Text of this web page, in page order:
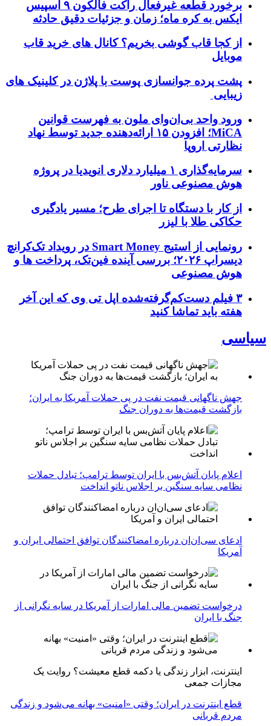
برخورد قطعه غیرفعال راکت فالکون ۹ اسپیس
ایکس به کره ماه؛ زمان و جزئیات دقیق حادثه
از کجا قاب گوشی بخریم؟ کانال های خرید قاب
موبایل
پشت پرده جوانسازی پوست با پلاژن در کلینیک های
زیبایی
ورود واحد بی‌ان‌وای ملون به فهرست قوانین
MiCA؛ افزودن ۱۵ ارائه‌دهنده جدید توسط نهاد
نظارتی اروپا
سرمایه‌گذاری ۱ میلیارد دلاری انویدیا در پروژه
هوش مصنوعی ناور
از کار با دستگاه تا اجرای طرح؛ مسیر یادگیری
حکاکی طلا با لیزر
رونمایی از استیج Smart Money در رویداد تک‌کرانچ
دیسراپ ۲۰۲۶؛ بررسی آینده فین‌تک، پرداخت‌ ها و
هوش مصنوعی
۳ فیلم دست‌کم‌گرفته‌شده اپل تی وی که این آخر
هفته باید تماشا کنید
سیاسی
جهش ناگهانی قیمت نفت در پی حملات آمریکا به ایران؛
بازگشت قیمت‌ها به دوران جنگ
اعلام پایان آتش‌بس با ایران توسط ترامپ؛ تبادل حملات
نظامی سایه سنگین بر اجلاس ناتو انداخت
ادعای سی‌ان‌ان درباره امضاکنندگان توافق احتمالی ایران و
آمریکا
درخواست تضمین مالی امارات از آمریکا در سایه نگرانی از
جنگ با ایران
اینترنت، ابزار زندگی یا دکمه قطع معیشت؟ روایت یک
مجازات جمعی
قطع اینترنت در ایران؛ وقتی «امنیت» بهانه می‌شود و زندگی
مردم قربانی